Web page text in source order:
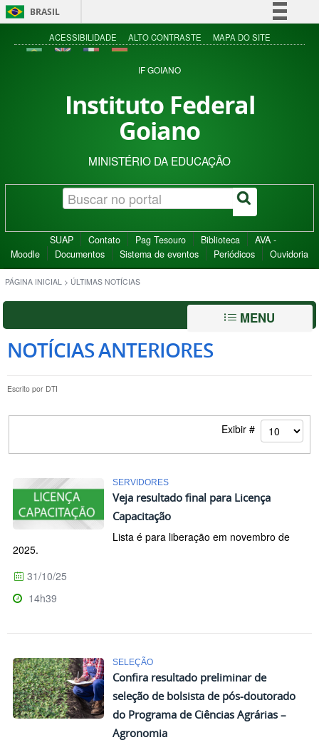
BRASIL
Simplifique!
Acesso à informação
ACESSIBILIDADE ALTO CONTRASTE MAPA DO SITE
IF GOIANO
Instituto Federal
Goiano
MINISTÉRIO DA EDUCAÇÃO
SUAP Contato Pag Tesouro Biblioteca
AVA -
Moodle
Documentos Sistema de eventos Periódicos Ouvidoria
PÁGINA INICIAL > ÚLTIMAS NOTÍCIAS
MENU
NOTÍCIAS ANTERIORES
Escrito por DTI
Exibir #
SERVIDORES
Veja resultado final para Licença
Capacitação
Lista é para liberação em novembro de
2025.
31/10/25
14h39
SELEÇÃO
Confira resultado preliminar de
seleção de bolsista de pós-doutorado
do Programa de Ciências Agrárias –
Agronomia